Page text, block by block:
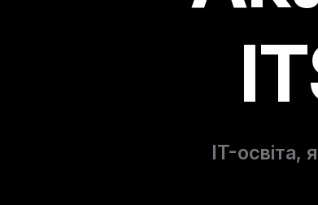
IT-освіта,